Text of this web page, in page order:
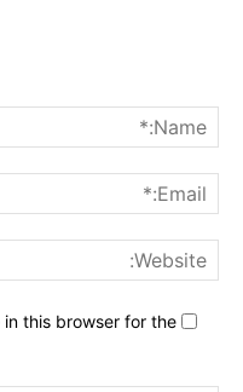
this browser for the